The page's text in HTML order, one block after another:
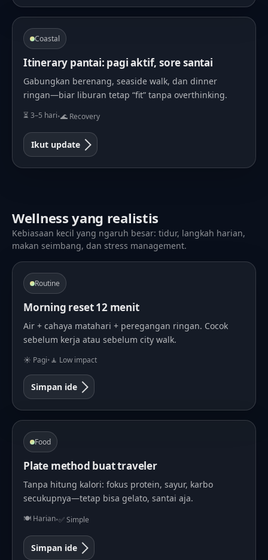
Coastal
Itinerary pantai: pagi aktif, sore santai
Gabungkan berenang, seaside walk, dan dinner
ringan—biar liburan tetap “fit” tanpa overthinking.
⏳ 3–5 hari•🌊 Recovery
Ikut update
Wellness yang realistis
Kebiasaan kecil yang ngaruh besar: tidur, langkah harian,
makan seimbang, dan stress management.
Routine
Morning reset 12 menit
Air + cahaya matahari + peregangan ringan. Cocok
sebelum kerja atau sebelum city walk.
☀️ Pagi•🧘 Low impact
Simpan ide
Food
Plate method buat traveler
Tanpa hitung kalori: fokus protein, sayur, karbo
secukupnya—tetap bisa gelato, santai aja.
🍽️ Harian•✅ Simple
Simpan ide